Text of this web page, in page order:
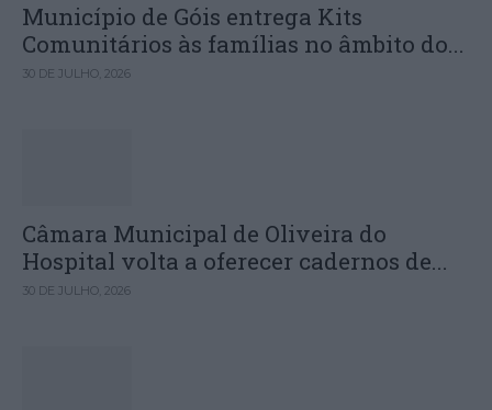
Município de Góis entrega Kits
Comunitários às famílias no âmbito do...
30 DE JULHO, 2026
Câmara Municipal de Oliveira do
Hospital volta a oferecer cadernos de...
30 DE JULHO, 2026